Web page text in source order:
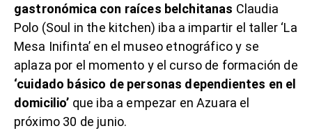
gastronómica con raíces belchitanas Claudia
Polo (Soul in the kitchen) iba a impartir el taller ‘La
Mesa Inifinta’ en el museo etnográfico y se
aplaza por el momento y el curso de formación de
‘cuidado básico de personas dependientes en el
domicilio’ que iba a empezar en Azuara el
próximo 30 de junio.